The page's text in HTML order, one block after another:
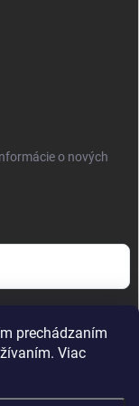
prechádzaním
Viac
o nových